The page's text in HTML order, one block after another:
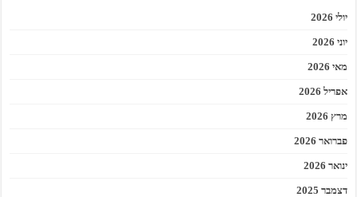
יולי 2026
יוני 2026
מאי 2026
אפריל 2026
מרץ 2026
פברואר 2026
ינואר 2026
דצמבר 2025